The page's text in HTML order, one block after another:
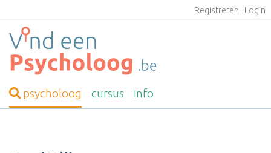
Registreren Login
psycholoog cursus info